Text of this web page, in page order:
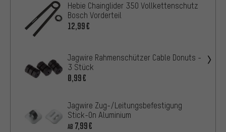
Hebie Chainglider 350 Vollkettenschutz
Bosch Vorderteil
12,99€
Jagwire Rahmenschützer Cable Donuts -
3 Stück
0,99€
Jagwire Zug-/Leitungsbefestigung
Stick-On Aluminium
AB 7,99€